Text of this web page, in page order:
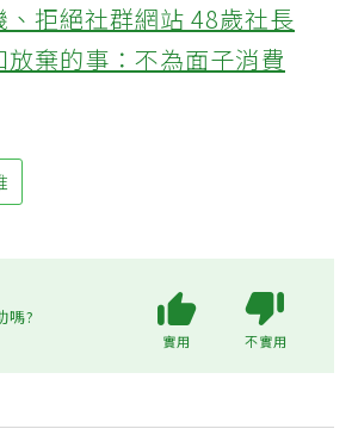
拒絕社群網站 48歲社長
放棄的事：不為面子消費
嗎?
實用 不實用